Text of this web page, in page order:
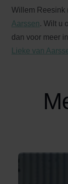
Willem Reesink
Aarssen. Wilt u
dan voor meer
Lieke van